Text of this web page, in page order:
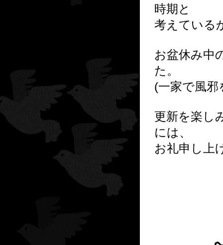
時期と
考えている
お盆休み中
た。
(一家で風
更新を楽し
には、
お礼申し上